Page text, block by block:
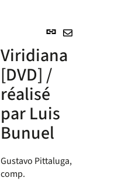
Lien
(Nouvelle
Viridiana
[DVD] /
réalisé
par Luis
Bunuel
Gustavo Pittaluga,
comp.